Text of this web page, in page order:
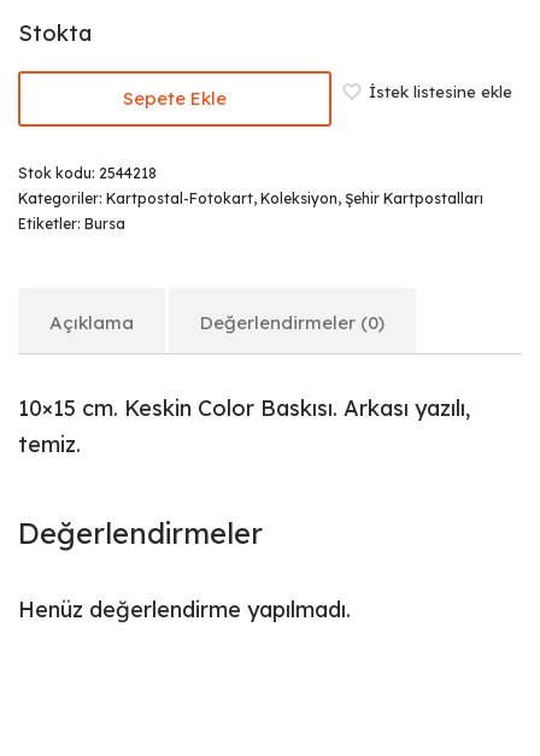
Stokta
Sepete Ekle İstek listesine ekle
Stok kodu: 2544218
Kategoriler: Kartpostal-Fotokart, Koleksiyon, Şehir Kartpostalları
Etiketler: Bursa
Açıklama Değerlendirmeler (0)
10×15 cm. Keskin Color Baskısı. Arkası yazılı,
temiz.
Değerlendirmeler
Henüz değerlendirme yapılmadı.